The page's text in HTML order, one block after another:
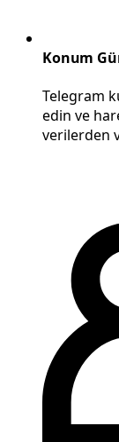
Konum
Telegram
edin ve
verilerden